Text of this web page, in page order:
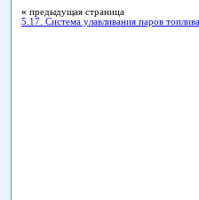
« предыдущая страница
5.17. Система улавливания паров топлива